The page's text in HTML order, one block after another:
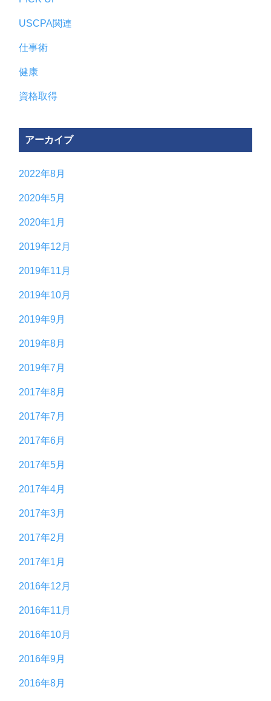
USCPA関連
仕事術
健康
資格取得
アーカイブ
2022年8月
2020年5月
2020年1月
2019年12月
2019年11月
2019年10月
2019年9月
2019年8月
2019年7月
2017年8月
2017年7月
2017年6月
2017年5月
2017年4月
2017年3月
2017年2月
2017年1月
2016年12月
2016年11月
2016年10月
2016年9月
2016年8月